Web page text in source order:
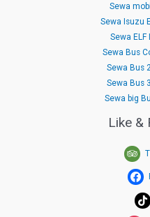
Sewa
Sewa Isuzu
Sewa
Sewa Bus
Sewa Bus
Sewa Bus
Sewa big
Like &